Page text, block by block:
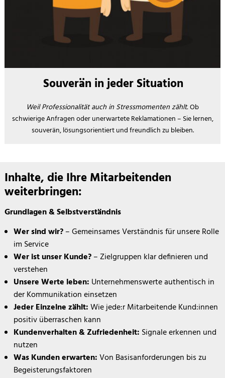
Souverän in jeder Situation
Weil Professionalität auch in Stressmomenten zählt.Ob
schwierige Anfragen oder unerwartete Reklamationen – Sie lernen,
souverän, lösungsorientiert und freundlich zu bleiben.
Inhalte
Inhalte, die Ihre Mitarbeitenden
weiterbringen:
Grundlagen & Selbstverständnis
Wer sind wir?– Gemeinsames Verständnis für unsere Rolle
im Service
Wer ist unser Kunde?– Zielgruppen klar definieren und
verstehen
Unsere Werte leben: Unternehmenswerte authentisch in
der Kommunikation einsetzen
Jeder Einzelne zählt:Wie jede:r Mitarbeitende Kund:innen
positiv überraschen kann
Kundenverhalten & Zufriedenheit: Signale erkennen und
nutzen
Was Kunden erwarten:Von Basisanforderungen bis zu
Begeisterungsfaktoren